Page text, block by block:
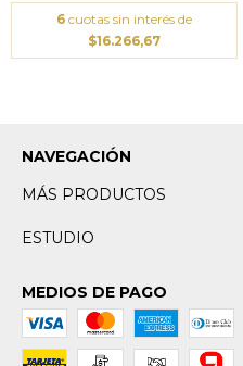
6 cuotas sin interés de
$16.266,67
NAVEGACIÓN
MÁS PRODUCTOS
ESTUDIO
MEDIOS DE PAGO